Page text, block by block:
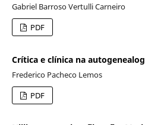
Gabriel Barroso Vertulli Carneiro
PDF
Crítica e clínica na
Frederico Pacheco Lemos
PDF